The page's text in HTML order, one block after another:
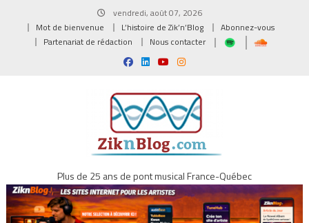
vendredi, août 07, 2026
Mot de bienvenue
L’histoire de Zik’n’Blog
Abonnez-vous
Partenariat de rédaction
Nous contacter
Plus de 25 ans de pont musical France-Québec